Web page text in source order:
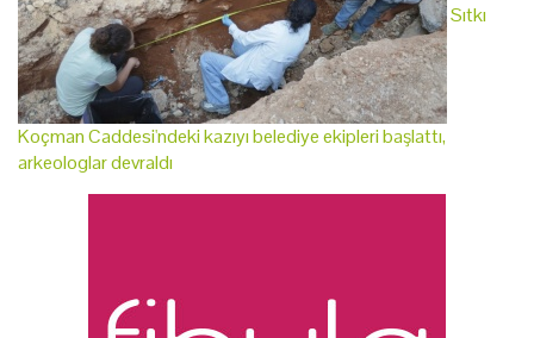
Sıtkı
Koçman Caddesi'ndeki kazıyı belediye ekipleri başlattı,
arkeologlar devraldı